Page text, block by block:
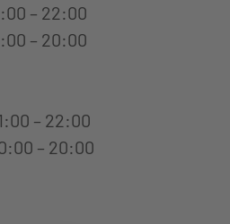
– 22:00
– 20:00
– 22:00
– 20:00